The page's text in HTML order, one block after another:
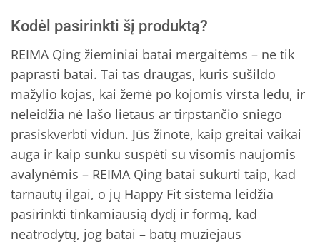
Kodėl pasirinkti šį produktą?
REIMA Qing žieminiai batai mergaitėms – ne tik
paprasti batai. Tai tas draugas, kuris sušildo
mažylio kojas, kai žemė po kojomis virsta ledu, ir
neleidžia nė lašo lietaus ar tirpstančio sniego
prasiskverbti vidun. Jūs žinote, kaip greitai vaikai
auga ir kaip sunku suspėti su visomis naujomis
avalynėmis – REIMA Qing batai sukurti taip, kad
tarnautų ilgai, o jų Happy Fit sistema leidžia
pasirinkti tinkamiausią dydį ir formą, kad
neatrodytų, jog batai – batų muziejaus